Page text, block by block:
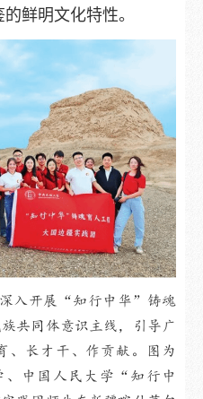
鲜明文化特性。
入开展“知行中华”铸魂
共同体意识主线，引导广
、长才干、作贡献。图为
、中国人民大学“知行中